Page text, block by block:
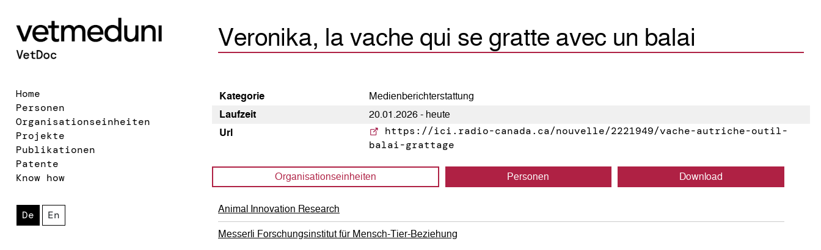
Home
Personen
Organisationseinheiten
Projekte
Publikationen
Patente
Know how
De En
Veronika, la vache qui se gratte avec un balai
Kategorie
Medienberichterstattung
Laufzeit
20.01.2026 - heute
Url
https://ici.radio-canada.ca/nouvelle/2221949/vache-autriche-outil-
balai-grattage
Organisations­einheiten Personen Download
Animal Innovation Research
Messerli Forschungsinstitut für Mensch-Tier-Beziehung